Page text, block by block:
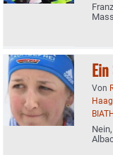
Von